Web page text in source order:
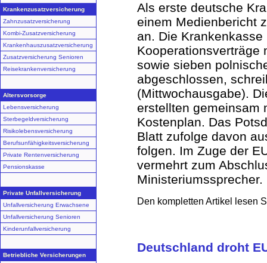
Krankenzusatzversicherung
Zahnzusatzversicherung
Kombi-Zusatzversicherung
Krankenhauszusatzversicherung
Zusatzversicherung Senioren
Reisekrankenversicherung
Altersvorsorge
Lebensversicherung
Sterbegeldversicherung
Risikolebensversicherung
Berufsunfähigkeitsversicherung
Private Rentenversicherung
Pensionskasse
Private Unfallversicherung
Unfallversicherung Erwachsene
Unfallversicherung Senioren
Kinderunfallversicherung
Betriebliche Versicherungen
Als erste deutsche
einem Medienbericht
an. Die
Kooperationsverträge
sowie sieben
abgeschlossen,
(Mittwochausgabe).
erstellten gemeinsam
Kostenplan. Das
Blatt zufolge davon
folgen. Im Zuge der
vermehrt zum
Ministeriumssprecher.
Den kompletten Artikel lesen
Deutschland droht